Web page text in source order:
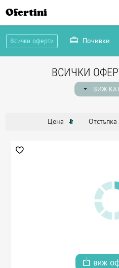
Ofertini
Всички оферти Почивки
ВСИЧКИ
ВИЖ
Цена Отстъпка
виж